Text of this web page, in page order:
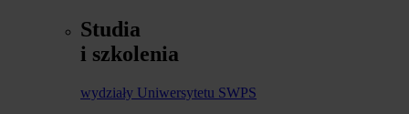
Studia
i szkolenia
wydziały Uniwersytetu SWPS